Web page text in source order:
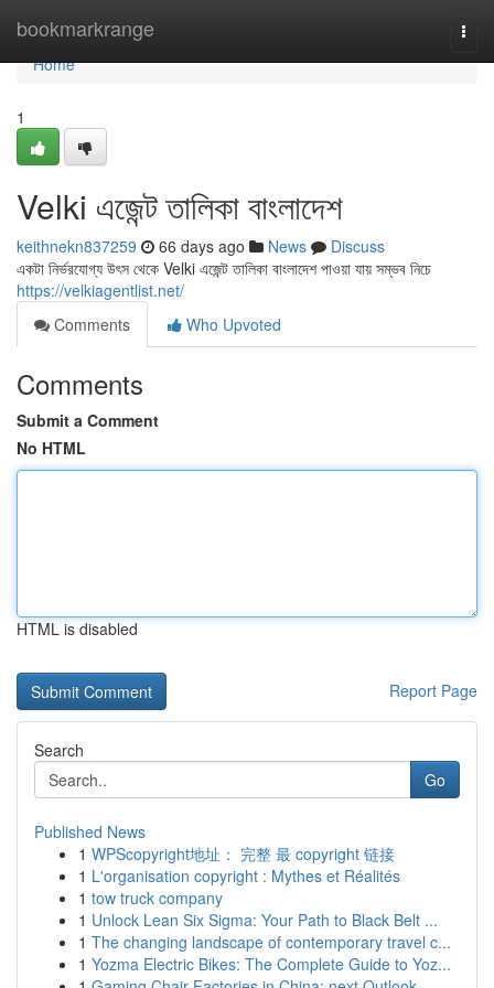
bookmarkrange
Home
Home
1
Velki এজেন্ট তালিকা বাংলাদেশ
keithnekn837259 66 days ago News
Discuss
একটা নির্ভরযোগ্য উৎস থেকে Velki এজেন্ট তালিকা বাংলাদেশ পাওয়া যায় সম্ভব নিচে
https://velkiagentlist.net/
Comments
Who Upvoted
Comments
Submit a Comment
No HTML
HTML is disabled
Report Page
Search
Go
Published News
1 WPScopyright地址： 完整 最 copyright 链接
1 L'organisation copyright : Mythes et Réalités
1 tow truck company
1 Unlock Lean Six Sigma: Your Path to Black Belt ...
1 The changing landscape of contemporary travel c...
1 Yozma Electric Bikes: The Complete Guide to Yoz...